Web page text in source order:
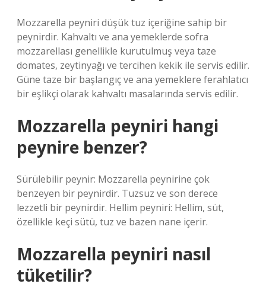
Mozzarella peyniri düşük tuz içeriğine sahip bir
peynirdir. Kahvaltı ve ana yemeklerde sofra
mozzarellası genellikle kurutulmuş veya taze
domates, zeytinyağı ve tercihen kekik ile servis edilir.
Güne taze bir başlangıç ​​ve ana yemeklere ferahlatıcı
bir eşlikçi olarak kahvaltı masalarında servis edilir.
Mozzarella peyniri hangi
peynire benzer?
Sürülebilir peynir: Mozzarella peynirine çok
benzeyen bir peynirdir. Tuzsuz ve son derece
lezzetli bir peynirdir. Hellim peyniri: Hellim, süt,
özellikle keçi sütü, tuz ve bazen nane içerir.
Mozzarella peyniri nasıl
tüketilir?